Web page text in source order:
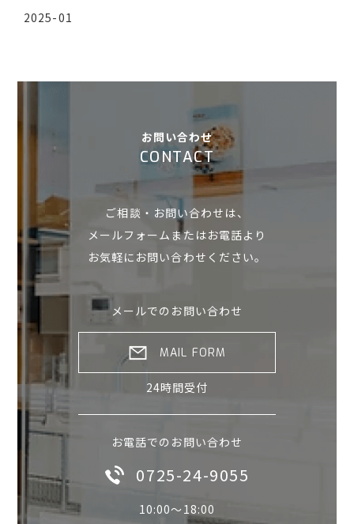
2025-01
お問い合わせ
CONTACT
ご相談・お問い合わせは、
メールフォームまたはお電話より
お気軽にお問い合わせください。
メールでのお問い合わせ
MAIL FORM
24時間受付
お電話でのお問い合わせ
0725-24-9055
10:00〜18:00